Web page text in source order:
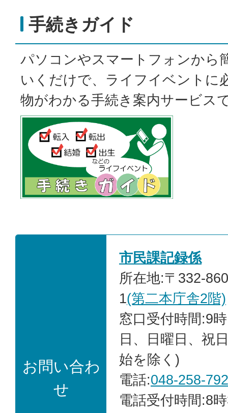
手続きガイド
パソコンやスマートフォンから
いくだけで、ライフイベントに
物がわかる手続き案内サービス
お問い合わ
せ
市民課記録係
所在地:〒332-
1(第二本庁舎2階)
窓口受付時間:9
日、日曜日、祝
始を除く)
電話:048-258-
電話受付時間:8